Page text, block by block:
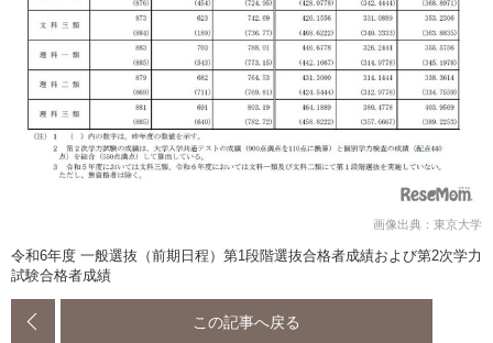
画像出典：東京大学
令和6年度 一般選抜（前期日程）第1段階選抜合格者成績および第2次学力
試験合格者成績
この記事へ戻る